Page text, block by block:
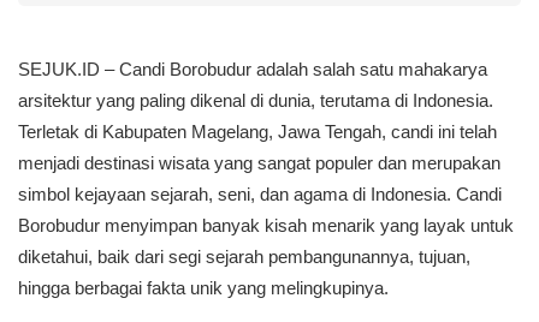
SEJUK.ID – Candi Borobudur adalah salah satu mahakarya
arsitektur yang paling dikenal di dunia, terutama di Indonesia.
Terletak di Kabupaten Magelang, Jawa Tengah, candi ini telah
menjadi destinasi wisata yang sangat populer dan merupakan
simbol kejayaan sejarah, seni, dan agama di Indonesia. Candi
Borobudur menyimpan banyak kisah menarik yang layak untuk
diketahui, baik dari segi sejarah pembangunannya, tujuan,
hingga berbagai fakta unik yang melingkupinya.